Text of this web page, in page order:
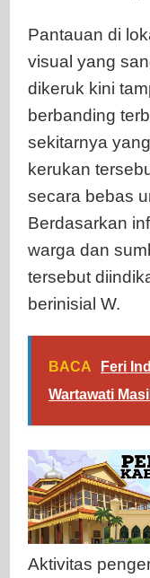
Pantauan di
visual yang
dikeruk kini
berbanding
sekitarnya
kerukan
secara bebas
Berdasarkan
warga dan
tersebut
berinisial W.
BACA
Feri
Wartawati
Aktivitas